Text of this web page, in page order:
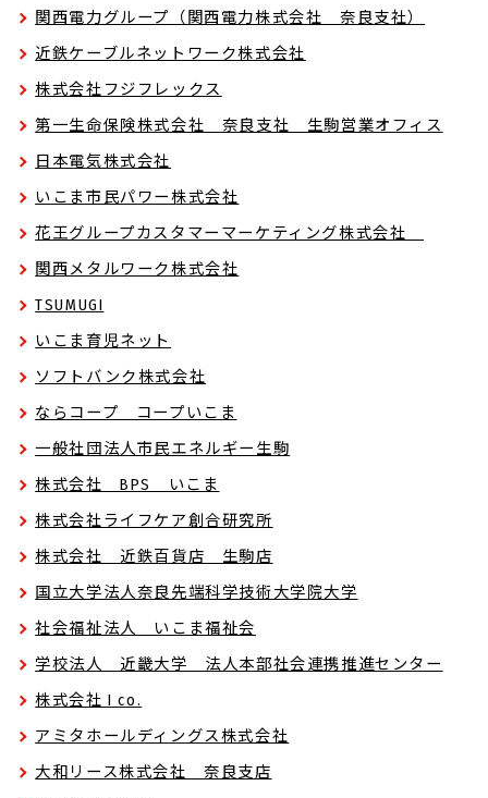
関西電力グループ（関西電力株式会社 奈良支社）
近鉄ケーブルネットワーク株式会社
株式会社フジフレックス
第一生命保険株式会社 奈良支社 生駒営業オフィス
日本電気株式会社
いこま市民パワー株式会社
花王グループカスタマーマーケティング株式会社
関西メタルワーク株式会社
TSUMUGI
いこま育児ネット
ソフトバンク株式会社
ならコープ コープいこま
一般社団法人市民エネルギー生駒
株式会社 BPS いこま
株式会社ライフケア創合研究所
株式会社 近鉄百貨店 生駒店
国立大学法人奈良先端科学技術大学院大学
社会福祉法人 いこま福祉会
学校法人 近畿大学 法人本部社会連携推進センター
株式会社 I co.
アミタホールディングス株式会社
大和リース株式会社 奈良支店